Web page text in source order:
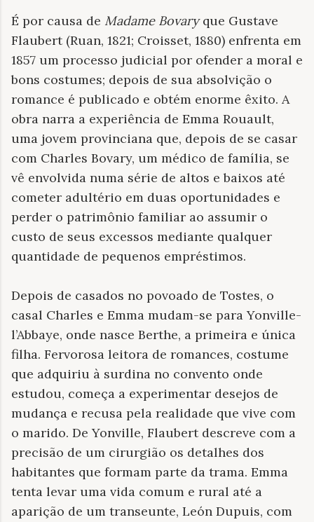
É por causa de Madame Bovaryque Gustave
Flaubert (Ruan, 1821; Croisset, 1880) enfrenta em
1857 um processo judicial por ofender a moral e
bons costumes; depois de sua absolvição o
romance é publicado e obtém enorme êxito. A
obra narra a experiência de Emma Rouault,
uma jovem provinciana que, depois de se casar
com Charles Bovary, um médico de família, se
vê envolvida numa série de altos e baixos até
cometer adultério em duas oportunidades e
perder o patrimônio familiar ao assumir o
custo de seus excessos mediante qualquer
quantidade de pequenos empréstimos.
Depois de casados no povoado de Tostes, o
casal Charles e Emma mudam-se para Yonville-
l’Abbaye, onde nasce Berthe, a primeira e única
filha. Fervorosa leitora de romances, costume
que adquiriu à surdina no convento onde
estudou, começa a experimentar desejos de
mudança e recusa pela realidade que vive com
o marido. De Yonville, Flaubert descreve com a
precisão de um cirurgião os detalhes dos
habitantes que formam parte da trama. Emma
tenta levar uma vida comum e rural até a
aparição de um transeunte, León Dupuis, com